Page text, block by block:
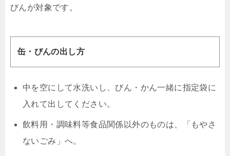
びんが対象です。
缶・びんの出し方
中を空にして水洗いし、びん・かん一緒に指定袋に
入れて出してください。
飲料用・調味料等食品関係以外のものは、「もやさ
ないごみ」へ。